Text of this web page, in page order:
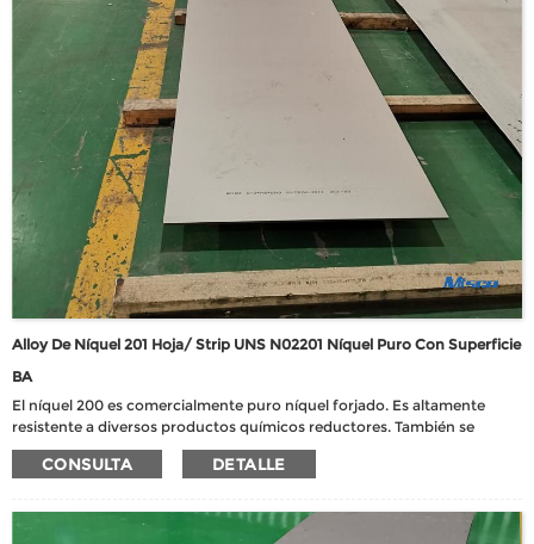
Alloy De Níquel 201 Hoja/ Strip UNS N02201 Níquel Puro Con Superficie
BA
El níquel 200 es comercialmente puro níquel forjado. Es altamente
resistente a diversos productos químicos reductores. También se
puede utilizar en condiciones oxidantes que causan la formación de
una película de óxido pasivo, por ejemplo, su resistencia no expulsada
inferiores a 315 ℃, porque a temperaturas más altas sufre de
grafitización, lo que resulta en propiedades severamente
CONSULTA DETALLE